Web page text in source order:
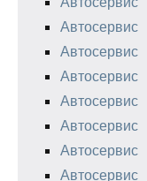
Автосервис
Автосервис
Автосервис
Автосервис
Автосервис
Автосервис
Автосервис